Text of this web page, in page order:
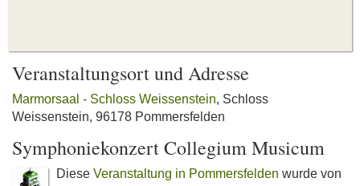
Veranstaltungsort und Adresse
Marmorsaal - Schloss Weissenstein, Schloss
Weissenstein, 96178 Pommersfelden
Symphoniekonzert Collegium Musicum
Diese Veranstaltung in Pommersfelden wurde von